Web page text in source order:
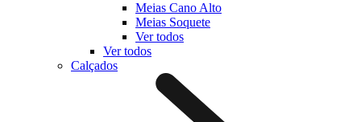
Meias Cano Alto
Meias Soquete
Ver todos
Ver todos
Calçados